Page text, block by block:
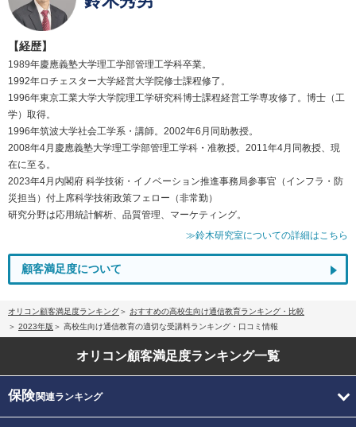
【経歴】
1989年慶應義塾大学理工学部管理工学科卒業。
1992年ロチェスター大学経営大学院修士課程修了。
1996年東京工業大学大学院理工学研究科博士課程経営工学専攻修了。博士（工
学）取得。
1996年筑波大学社会工学系・講師。2002年6月同助教授。
2008年4月慶應義塾大学理工学部管理工学科・准教授。2011年4月同教授、現
在に至る。
2023年4月内閣府 科学技術・イノベーション推進事務局参事官（インフラ・防
災担当）付上席科学技術政策フェロー（非常勤）
研究分野は応用統計解析、品質管理、マーケティング。
≫鈴木研究室についての詳細はこちら
顧客満足度について
オリコン顧客満足度ランキング
おすすめの高校生向け通信教育ランキング・比較
2023年版
高校生向け通信教育の適切な受講料ランキング・口コミ情報
オリコン顧客満足度ランキング一覧
保険関連ランキング